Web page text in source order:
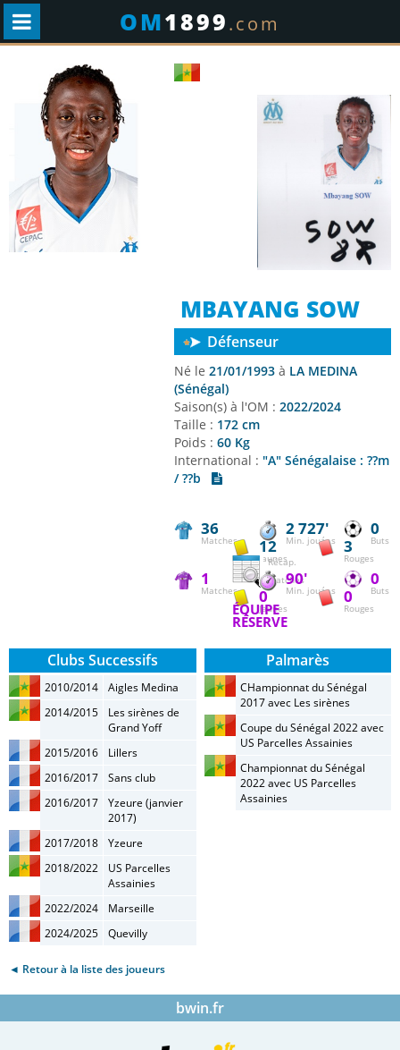
OM1899.com
MBAYANG SOW
Défenseur
Né le 21/01/1993 à LA MEDINA
(Sénégal)
Saison(s) à l'OM : 2022/2024
Taille : 172 cm
Poids : 60 Kg
International : "A" Sénégalaise : ??m
/ ??b
36
Matches
2 727'
Min. jouées
0
Buts
12
Jaunes
3
Rouges
Récap.
matches
1
Matches
90'
Min. jouées
0
Buts
0
Jaunes
0
Rouges
ÉQUIPE
RÉSERVE
Clubs Successifs
2010/2014
Aigles Medina
2014/2015
Les sirènes de
Grand Yoff
2015/2016
Lillers
2016/2017
Sans club
2016/2017
Yzeure (janvier
2017)
2017/2018
Yzeure
2018/2022
US Parcelles
Assainies
2022/2024
Marseille
2024/2025
Quevilly
Palmarès
CHampionnat du Sénégal
2017 avec Les sirènes
Coupe du Sénégal 2022 avec
US Parcelles Assainies
Championnat du Sénégal
2022 avec US Parcelles
Assainies
◄ Retour à la liste des joueurs
bwin.fr